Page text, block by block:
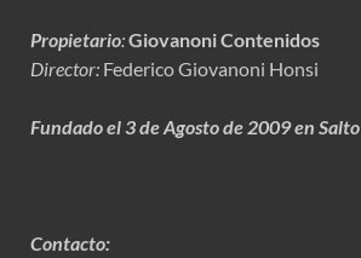
Propietario:Giovanoni Contenidos
Director: Federico Giovanoni Honsi
Fundado el 3 de Agosto de 2009 en Salto
Contacto: